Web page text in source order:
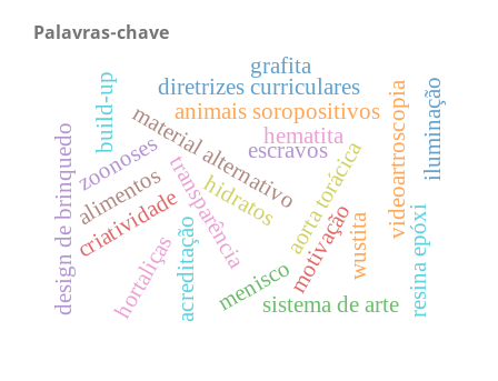
Palavras-chave
transparência aorta torácica
criatividade
material alternativo
motivação
zoonoses
animais soropositivos
wustita
videoartroscopia
menisco
diretrizes curriculares
acreditação
escravos
resina epóxi
hematita
design de brinquedo hortaliças
alimentos
build-up
grafita
hidratos
iluminação
sistema de arte